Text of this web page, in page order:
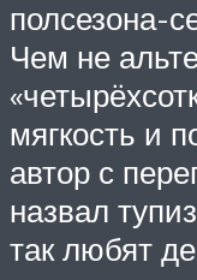
полсезона-
Чем не
мягкость и
автор с
назвал
так любят